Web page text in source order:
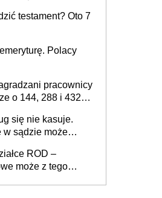
testament? Oto 7
Polacy
pracownicy
o 144, 288 i 432
się nie kasuje.
w sądzie może
ROD –
może z tego